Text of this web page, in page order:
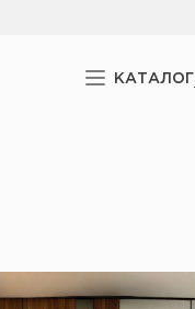
КАТАЛОГ